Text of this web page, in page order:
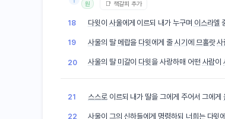
원 📑 책갈피 추가
18 다윗 이 사울에게 이르되 내가 누구며 이스라엘
19 사울의 딸 메랍을 다윗 에게 줄 시기 에 므홀랏사
20 사울의 딸 미갈이 다윗을 사랑하매 어떤 사람이
21 스스로 이르되 내가 딸을 그에게 주어서 그에게
22 사울이 그의 신하들에게 명령하되 너희 는 다윗